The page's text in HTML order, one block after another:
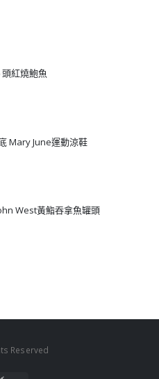
紅燒鮑魚
Mary June運動涼鞋
West黃鮨吞拿魚罐頭
Reserved